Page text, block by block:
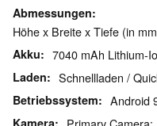
Abmessungen
Höhe x Breite x Tiefe (in
Akku 7040 mAh Lithium-
Laden Schnellladen /
Betriebssystem Android